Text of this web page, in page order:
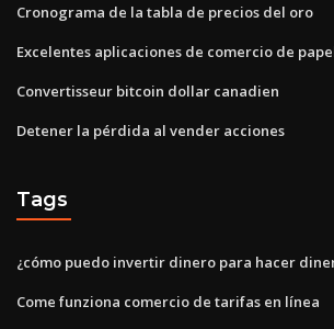
Cronograma de la tabla de precios del oro
Excelentes aplicaciones de comercio de
Convertisseur bitcoin dollar canadien
Detener la pérdida al vender acciones
Tags
¿cómo puedo invertir dinero para hacer
Come funziona comercio de tarifas en línea